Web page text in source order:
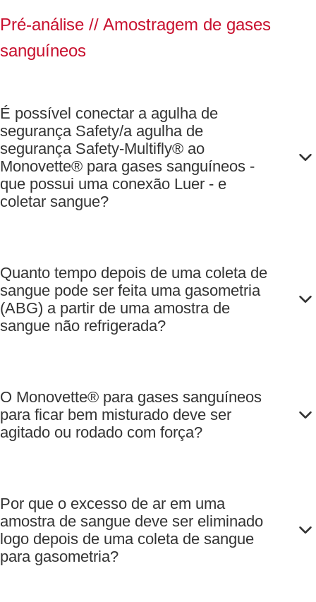
2.000 tampas
de fechamento
1.000
REF 95.936),
1 unid./caixa
volume
do kit: 800
140 µl (4 x
200 unidades
REF
65.935.230) e
1.000
de cartão
Pré-análise // Amostragem de gases
sanguíneos
É possível conectar a agulha de
segurança Safety/a agulha de
segurança Safety-Multifly® ao
Monovette® para gases sanguíneos -
que possui uma conexão Luer - e
coletar sangue?
Quanto tempo depois de uma coleta de
sangue pode ser feita uma gasometria
(ABG) a partir de uma amostra de
sangue não refrigerada?
O Monovette® para gases sanguíneos
para ficar bem misturado deve ser
agitado ou rodado com força?
Por que o excesso de ar em uma
amostra de sangue deve ser eliminado
logo depois de uma coleta de sangue
para gasometria?